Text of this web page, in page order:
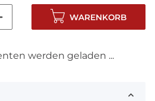
WARENKORB
werden geladen ...